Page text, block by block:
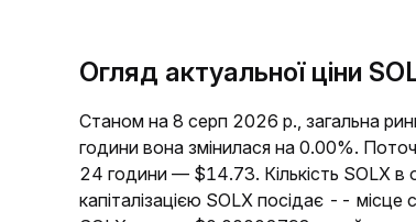
Огляд актуальної ціни
Станом на 8 серп 2026 р., загальна
години вона змінилася на 0.00%.
24 години — $14.73. Кількість SOLX в
капіталізацією SOLX посідає --